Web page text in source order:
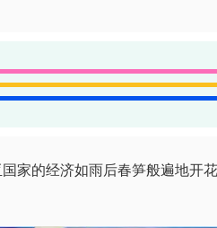
家的经济如雨后春笋般遍地开